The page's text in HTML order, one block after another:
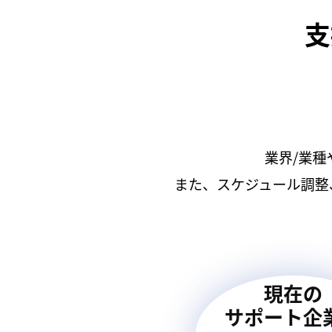
業界/業種
また、スケジュール調
現在の
サポート企